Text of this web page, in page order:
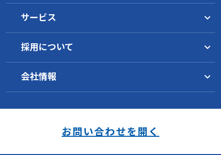
トップメッセージ
理念
グループ一覧
WAの目指すもの
事業継続のために
サービス
水マネジメント
サービス概要
水環境について
海外事業
工業薬品
オゾン水／浄水器
オゾン水生成器
採用について
1分でわかるWA
WAの働き方
キャリアパス
採用要項
新卒採用
障がい者採用
会社情報
会社概要
沿革
品質方針
お問い合わせを開く